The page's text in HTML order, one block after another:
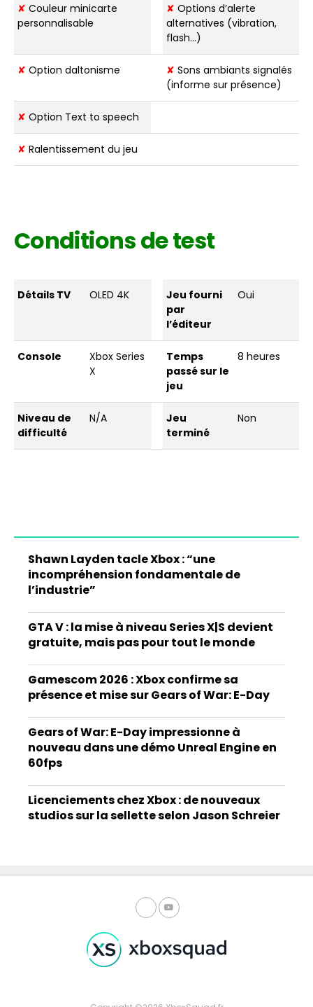
✘ Couleur minicarte
personnalisable
✘ Options d’alerte
alternatives (vibration,
flash…)
✘ Option daltonisme ✘ Sons ambiants signalés
(informe sur présence)
✘ Option Text to speech
✘ Ralentissement du jeu
Conditions de test
Détails TV OLED 4K
Jeu fourni
par
l’éditeur
Oui
Console
Xbox Series
X
Temps
passé sur le
jeu
8 heures
Niveau de
difficulté
N/A
Jeu
terminé
Non
Shawn Layden tacle Xbox : “une
incompréhension fondamentale de
l’industrie”
GTA V : la mise à niveau Series X|S devient
gratuite, mais pas pour tout le monde
Gamescom 2026 : Xbox confirme sa
présence et mise sur Gears of War: E-Day
Gears of War: E-Day impressionne à
nouveau dans une démo Unreal Engine en
60fps
Licenciements chez Xbox : de nouveaux
studios sur la sellette selon Jason Schreier